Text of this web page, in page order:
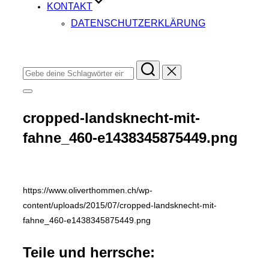
KONTAKT
DATENSCHUTZERKLÄRUNG
Suchen
nach:
Seitenleiste
umschalten
cropped-landsknecht-mit-
fahne_460-e1438345875449.png
https://www.oliverthommen.ch/wp-
content/uploads/2015/07/cropped-landsknecht-mit-
fahne_460-e1438345875449.png
Teile und herrsche: